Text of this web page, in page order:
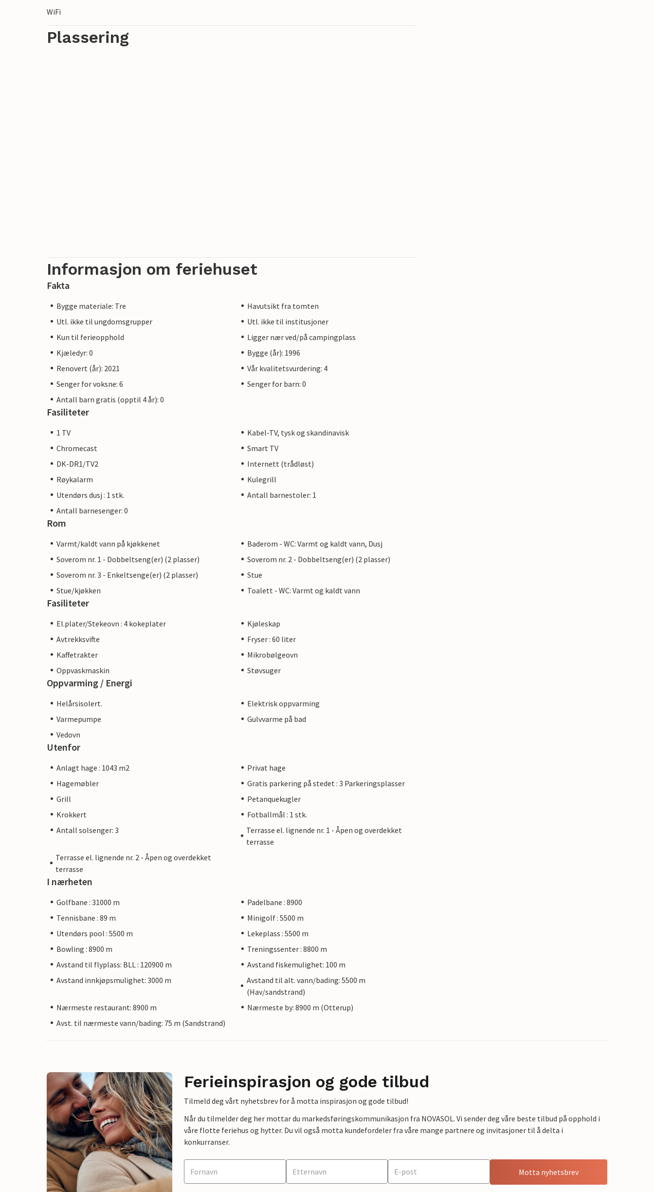
WiFi
Plassering
Informasjon om feriehuset
Fakta
Bygge materiale: Tre
Havutsikt fra tomten
Utl. ikke til ungdomsgrupper
Utl. ikke til institusjoner
Kun til ferieopphold
Ligger nær ved/på campingplass
Kjæledyr: 0
Bygge (år): 1996
Renovert (år): 2021
Vår kvalitetsvurdering: 4
Senger for voksne: 6
Senger for barn: 0
Antall barn gratis (opptil 4 år): 0
Fasiliteter
1 TV
Kabel-TV, tysk og skandinavisk
Chromecast
Smart TV
DK-DR1/TV2
Internett (trådløst)
Røykalarm
Kulegrill
Utendørs dusj : 1 stk.
Antall barnestoler: 1
Antall barnesenger: 0
Rom
Varmt/kaldt vann på kjøkkenet
Baderom - WC: Varmt og kaldt vann, Dusj
Soverom nr. 1 - Dobbeltseng(er) (2 plasser)
Soverom nr. 2 - Dobbeltseng(er) (2 plasser)
Soverom nr. 3 - Enkeltsenge(er) (2 plasser)
Stue
Stue/kjøkken
Toalett - WC: Varmt og kaldt vann
Fasiliteter
El.plater/Stekeovn : 4 kokeplater
Kjøleskap
Avtrekksvifte
Fryser : 60 liter
Kaffetrakter
Mikrobølgeovn
Oppvaskmaskin
Støvsuger
Oppvarming / Energi
Helårsisolert.
Elektrisk oppvarming
Varmepumpe
Gulvvarme på bad
Vedovn
Utenfor
Anlagt hage : 1043 m2
Privat hage
Hagemøbler
Gratis parkering på stedet : 3 Parkeringsplasser
Grill
Petanquekugler
Krokkert
Fotballmål : 1 stk.
Antall solsenger: 3
Terrasse el. lignende nr. 1 - Åpen og overdekket
terrasse
Terrasse el. lignende nr. 2 - Åpen og overdekket
terrasse
I nærheten
Golfbane : 31000 m
Padelbane : 8900
Tennisbane : 89 m
Minigolf : 5500 m
Utendørs pool : 5500 m
Lekeplass : 5500 m
Bowling : 8900 m
Treningssenter : 8800 m
Avstand til flyplass: BLL : 120900 m
Avstand fiskemulighet: 100 m
Avstand innkjøpsmulighet: 3000 m
Avstand til alt. vann/bading: 5500 m
(Hav/sandstrand)
Nærmeste restaurant: 8900 m
Nærmeste by: 8900 m (Otterup)
Avst. til nærmeste vann/bading: 75 m (Sandstrand)
Ferieinspirasjon og gode tilbud
Tilmeld deg vårt nyhetsbrev for å motta inspirasjon og gode tilbud!
Når du tilmelder deg her mottar du markedsføringskommunikasjon fra NOVASOL. Vi sender deg våre beste tilbud på opphold i
våre flotte feriehus og hytter. Du vil også motta kundefordeler fra våre mange partnere og invitasjoner til å delta i
konkurranser.
Motta nyhetsbrev